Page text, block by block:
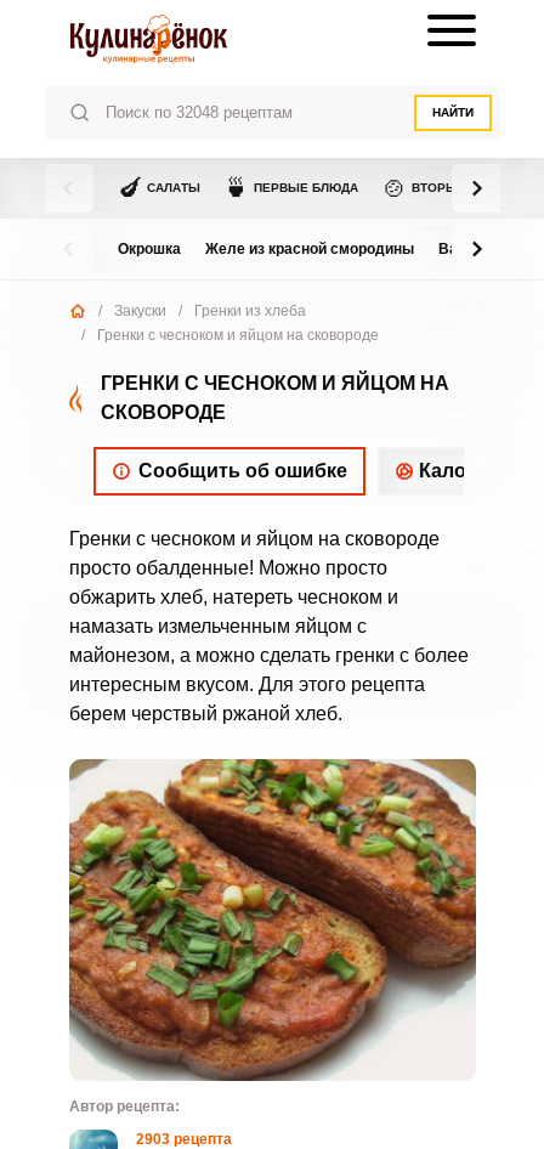
НАЙТИ
🍆 САЛАТЫ 🍵 ПЕРВЫЕ БЛЮДА 🍲 ВТОРЫЕ БЛЮДА
Окрошка Желе из красной смородины Варенье из
/ Закуски /
Гренки из хлеба
/
Гренки с чесноком и яйцом на сковороде
ГРЕНКИ С ЧЕСНОКОМ И ЯЙЦОМ НА
СКОВОРОДЕ
Сообщить об ошибке
Гренки с чесноком и яйцом на сковороде
просто обалденные! Можно просто
обжарить хлеб, натереть чесноком и
намазать измельченным яйцом с
майонезом, а можно сделать гренки с более
интересным вкусом. Для этого рецепта
берем черствый ржаной хлеб.
Автор рецепта:
2903 рецепта